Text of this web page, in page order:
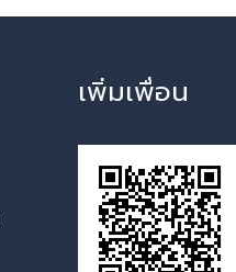
เพิ่มเพื่อน